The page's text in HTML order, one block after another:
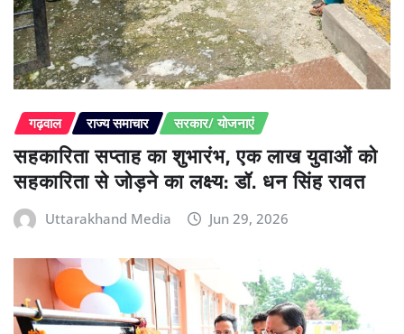
गढ़वाल राज्य समाचार सरकार/ योजनाएं
सहकारिता सप्ताह का शुभारंभ, एक लाख युवाओं को
सहकारिता से जोड़ने का लक्ष्य: डॉ. धन सिंह रावत
Uttarakhand Media Jun 29, 2026